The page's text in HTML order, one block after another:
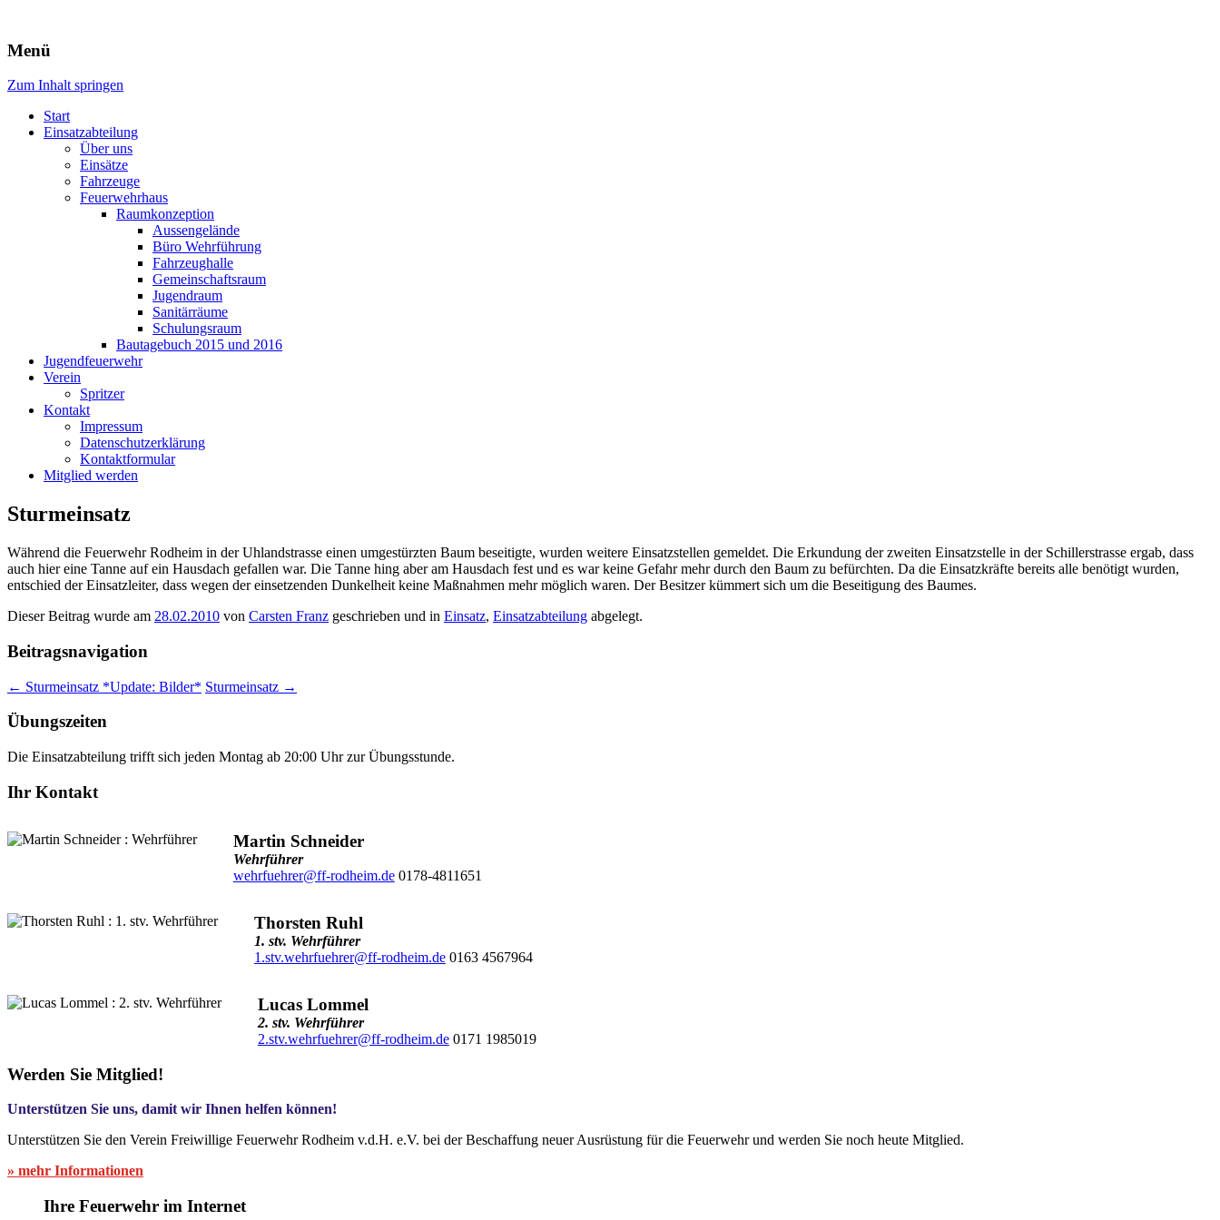
Freiwillige Feuerwehr Rodheim v.d.H.
Menü
Zum Inhalt springen
Start
Einsatzabteilung
Über uns
Einsätze
Fahrzeuge
Feuerwehrhaus
Raumkonzeption
Aussengelände
Büro Wehrführung
Fahrzeughalle
Gemeinschaftsraum
Jugendraum
Sanitärräume
Schulungsraum
Bautagebuch 2015 und 2016
Jugendfeuerwehr
Verein
Spritzer
Kontakt
Impressum
Datenschutzerklärung
Kontaktformular
Mitglied werden
Sturmeinsatz
Während die Feuerwehr Rodheim in der Uhlandstrasse einen umgestürzten Baum beseitigte, wurden weitere Einsatzstellen gemeldet. Die Erkundung der zweiten Einsatzstelle in der Schillerstrasse ergab, dass
auch hier eine Tanne auf ein Hausdach gefallen war. Die Tanne hing aber am Hausdach fest und es war keine Gefahr mehr durch den Baum zu befürchten. Da die Einsatzkräfte bereits alle benötigt wurden,
entschied der Einsatzleiter, dass wegen der einsetzenden Dunkelheit keine Maßnahmen mehr möglich waren. Der Besitzer kümmert sich um die Beseitigung des Baumes.
Dieser Beitrag wurde am 28.02.2010 von Carsten Franz geschrieben und in Einsatz, Einsatzabteilung abgelegt.
Beitragsnavigation
← Sturmeinsatz *Update: Bilder* Sturmeinsatz →
Übungszeiten
Die Einsatzabteilung trifft sich jeden Montag ab 20:00 Uhr zur Übungsstunde.
Ihr Kontakt
Martin Schneider
Wehrführer
wehrfuehrer@ff-rodheim.de0178-4811651
Thorsten Ruhl
1. stv. Wehrführer
1.stv.wehrfuehrer@ff-rodheim.de0163 4567964
Lucas Lommel
2. stv. Wehrführer
2.stv.wehrfuehrer@ff-rodheim.de0171 1985019
Werden Sie Mitglied!
Unterstützen Sie uns, damit wir Ihnen helfen können!
Unterstützen Sie den Verein Freiwillige Feuerwehr Rodheim v.d.H. e.V. bei der Beschaffung neuer Ausrüstung für die Feuerwehr und werden Sie noch heute Mitglied.
» mehr Informationen
Ihre Feuerwehr im Internet